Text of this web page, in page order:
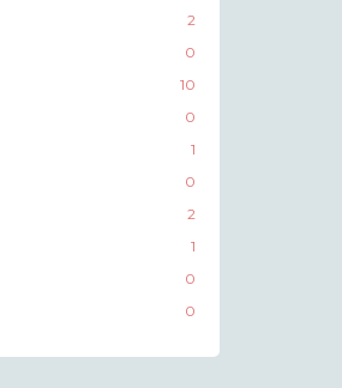
2
0
10
0
1
0
2
1
0
0